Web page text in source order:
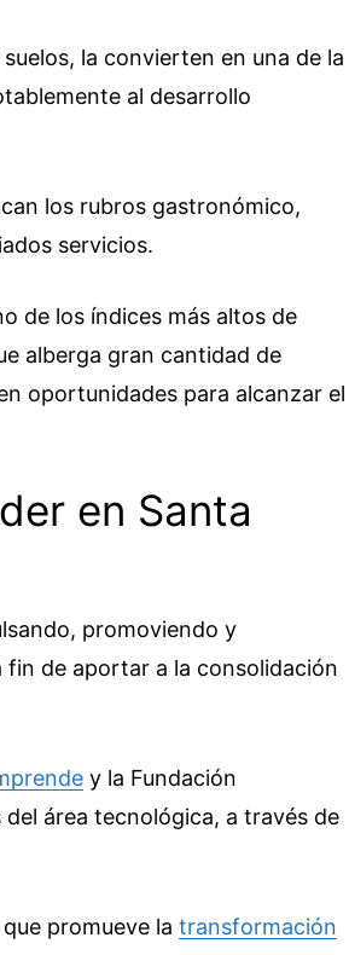
la convierten en una de la
al desarrollo
los rubros gastronómico,
servicios.
de los índices más altos de
alberga gran cantidad de
oportunidades para alcanzar el
en Santa
promoviendo y
fin de aportar a la consolidación
y la Fundación
área tecnológica, a través de
promueve la transformación